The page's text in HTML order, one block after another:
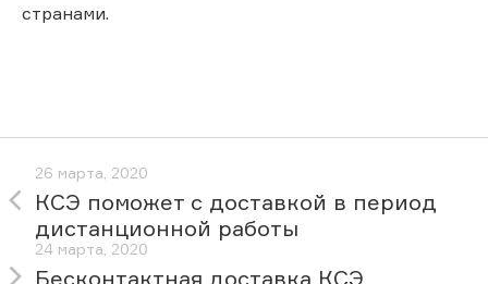
странами.
26 марта, 2020
КСЭ поможет с доставкой в период
дистанционной работы
24 марта, 2020
Бесконтактная доставка КСЭ